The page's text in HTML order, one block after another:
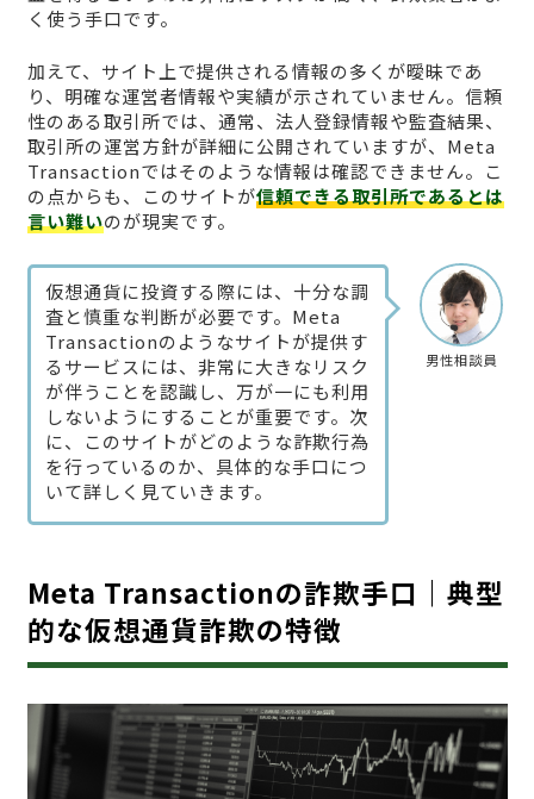
く使う手口です。
加えて、サイト上で提供される情報の多くが曖昧であ
り、明確な運営者情報や実績が示されていません。信頼
性のある取引所では、通常、法人登録情報や監査結果、
取引所の運営方針が詳細に公開されていますが、Meta
Transactionではそのような情報は確認できません。こ
の点からも、このサイトが信頼できる取引所であるとは
言い難いのが現実です。
男性相談員
仮想通貨に投資する際には、十分な調
査と慎重な判断が必要です。Meta
Transactionのようなサイトが提供す
るサービスには、非常に大きなリスク
が伴うことを認識し、万が一にも利用
しないようにすることが重要です。次
に、このサイトがどのような詐欺行為
を行っているのか、具体的な手口につ
いて詳しく見ていきます。
Meta Transactionの詐欺手口｜典型
的な仮想通貨詐欺の特徴